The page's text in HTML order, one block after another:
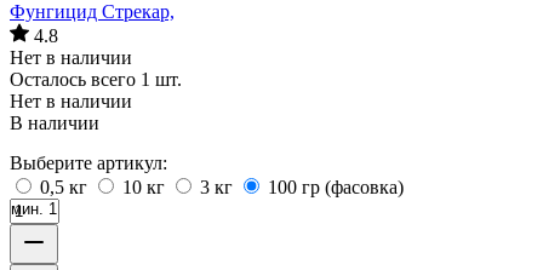
Фунгицид Стрекар,
4.8
Нет в наличии
Осталось всего 1 шт.
Нет в наличии
В наличии
Выберите артикул:
0,5 кг
10 кг 3 кг 100 гр (фасовка)
мин. 1